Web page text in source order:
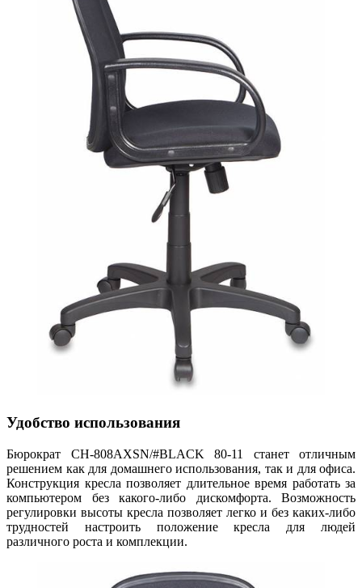
Удобство использования
Бюрократ CH-808AXSN/#BLACK 80-11 станет отличным
решением как для домашнего использования, так и для офиса.
Конструкция кресла позволяет длительное время работать за
компьютером без какого-либо дискомфорта. Возможность
регулировки высоты кресла позволяет легко и без каких-либо
трудностей настроить положение кресла для людей
различного роста и комплекции.